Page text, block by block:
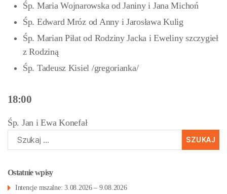
Śp. Maria Wojnarowska od Janiny i Jana Michoń
Śp. Edward Mróz od Anny i Jarosława Kulig
Śp. Marian Piłat od Rodziny Jacka i Eweliny szczygieł
z Rodziną
Śp. Tadeusz Kisiel /gregorianka/
18:00
Śp. Jan i Ewa Konefał
Szukaj:
Ostatnie wpisy
Intencje mszalne: 3.08.2026 – 9.08.2026